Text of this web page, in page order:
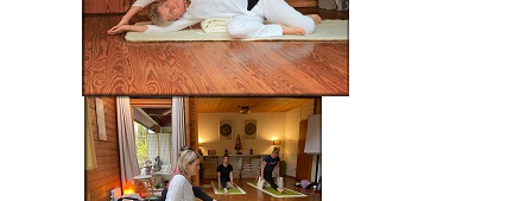
Die Wissenschaft vom zufriedenen Leben
Das Wort Ayurveda kommt aus dem indischen Sanskrit
und bedeutet übersetzt, die "Wissenschaft vom langen
und gesunden Leben".
Ayurveda ist eine der ältesten überlieferten